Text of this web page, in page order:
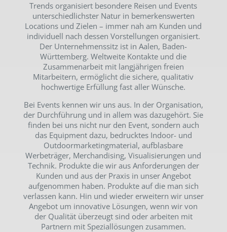
Trends organisiert besondere Reisen und Events
unterschiedlichster Natur in bemerkenswerten
Locations und Zielen – immer nah am Kunden und
individuell nach dessen Vorstellungen organisiert.
Der Unternehmenssitz ist in Aalen, Baden-
Württemberg. Weltweite Kontakte und die
Zusammenarbeit mit langjährigen freien
Mitarbeitern, ermöglicht die sichere, qualitativ
hochwertige Erfüllung fast aller Wünsche.
Bei Events kennen wir uns aus. In der Organisation,
der Durchführung und in allem was dazugehört. Sie
finden bei uns nicht nur den Event, sondern auch
das Equipment dazu, bedrucktes Indoor- und
Outdoormarketingmaterial, aufblasbare
Werbeträger, Merchandising, Visualisierungen und
Technik. Produkte die wir aus Anforderungen der
Kunden und aus der Praxis in unser Angebot
aufgenommen haben. Produkte auf die man sich
verlassen kann. Hin und wieder erweitern wir unser
Angebot um innovative Lösungen, wenn wir von
der Qualität überzeugt sind oder arbeiten mit
Partnern mit Speziallösungen zusammen.